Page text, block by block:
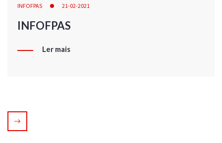
INFOFPAS 21-02-2021
INFOFPAS
Ler mais